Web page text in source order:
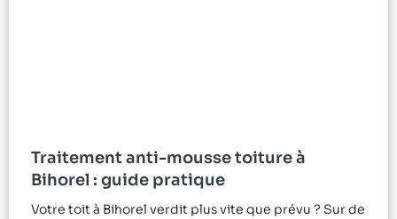
Traitement anti-mousse toiture à
Bihorel : guide pratique
Votre toit à Bihorel verdit plus vite que prévu ? Sur de